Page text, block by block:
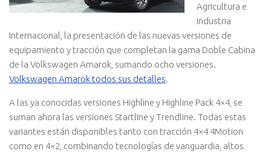
Agricultura e
Industria
Internacional, la presentación de las nuevas versiones de
equipamiento y tracción que completan la gama Doble Cabina
de la Volkswagen Amarok, sumando ocho versiones.
Volkswagen Amarok todos sus detalles.
A las ya conocidas versiones Highline y Highline Pack 4×4, se
suman ahora las versiones Startline y Trendline. Todas estas
variantes están disponibles tanto con tracción 4×4 4Motion
como en 4×2, combinando tecnologías de vanguardia, altos